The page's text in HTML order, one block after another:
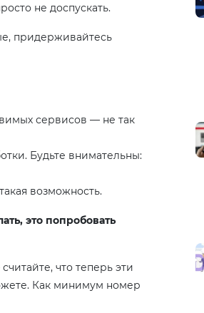
не доспускать.
придерживайтесь
сервисов — не так
Будьте внимательны:
возможность.
это попробовать
что теперь эти
Как минимум номер